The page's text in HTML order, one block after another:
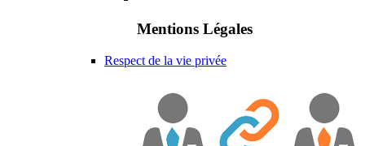
Mentions Légales
Respect de la vie privée